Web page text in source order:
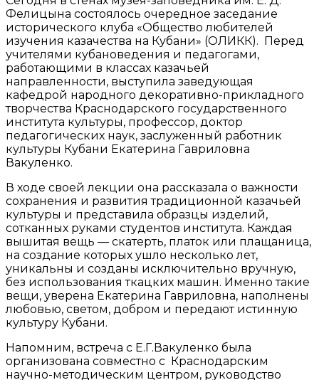
Фелицына состоялось очередное заседание
исторического клуба «Общество любителей
изучения казачества на Кубани» (ОЛИКК). Перед
учителями кубановедения и педагогами,
работающими в классах казачьей
направленности, выступила заведующая
кафедрой народного декоративно-прикладного
творчества Краснодарского государственного
института культуры, профессор, доктор
педагогических наук, заслуженный работник
культуры Кубани Екатерина Гавриловна
Вакуленко.
В ходе своей лекции она рассказала о важности
сохранения и развития традиционной казачьей
культуры и представила образцы изделий,
сотканных руками студентов института. Каждая
вышитая вещь — скатерть, платок или плащаница,
на создание которых ушло несколько лет,
уникальны и созданы исключительно вручную,
без использования ткацких машин. Именно такие
вещи, уверена Екатерина Гавриловна, наполнены
любовью, светом, добром и передают истинную
культуру Кубани.
Напомним, встреча с Е.Г.Вакуленко была
организована совместно с Краснодарским
научно-методическим центром, руководство